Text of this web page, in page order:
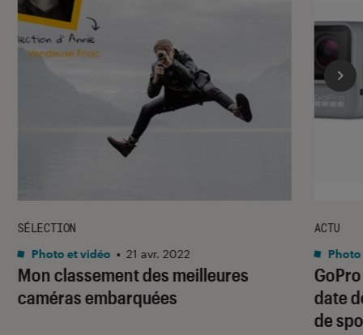
Mon classement des meilleures
caméras embarquées
SÉLECTION
Photo et vidéo • 21 avr. 2022
date
de
ACTU